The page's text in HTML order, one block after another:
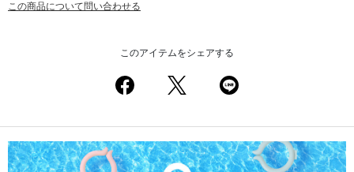
この商品について問い合わせる
このアイテムをシェアする